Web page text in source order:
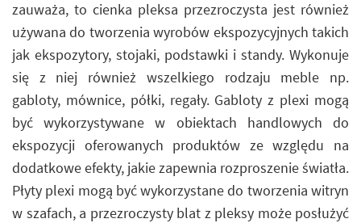
zauważa, to cienka pleksa przezroczysta jest również
używana do tworzenia wyrobów ekspozycyjnych takich
jak ekspozytory, stojaki, podstawki i standy. Wykonuje
się z niej również wszelkiego rodzaju meble np.
gabloty, mównice, półki, regały. Gabloty z plexi mogą
być wykorzystywane w obiektach handlowych do
ekspozycji oferowanych produktów ze względu na
dodatkowe efekty, jakie zapewnia rozproszenie światła.
Płyty plexi mogą być wykorzystane do tworzenia witryn
w szafach, a przezroczysty blat z pleksy może posłużyć